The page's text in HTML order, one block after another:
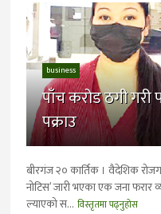
business
पाँच करोड ठगी गरी
पक्राउ
बीरगंज २० कार्तिक । वैदेशिक
नोटिस’ जारी भएका एक जना फरार
ल्याएको स... विस्तृतमा पढ्नुहोस